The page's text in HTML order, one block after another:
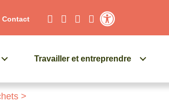
Contact
Travailler et entreprendre
>